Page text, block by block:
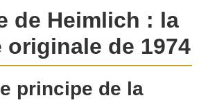
de Heimlich : la
de 1974
principe de la